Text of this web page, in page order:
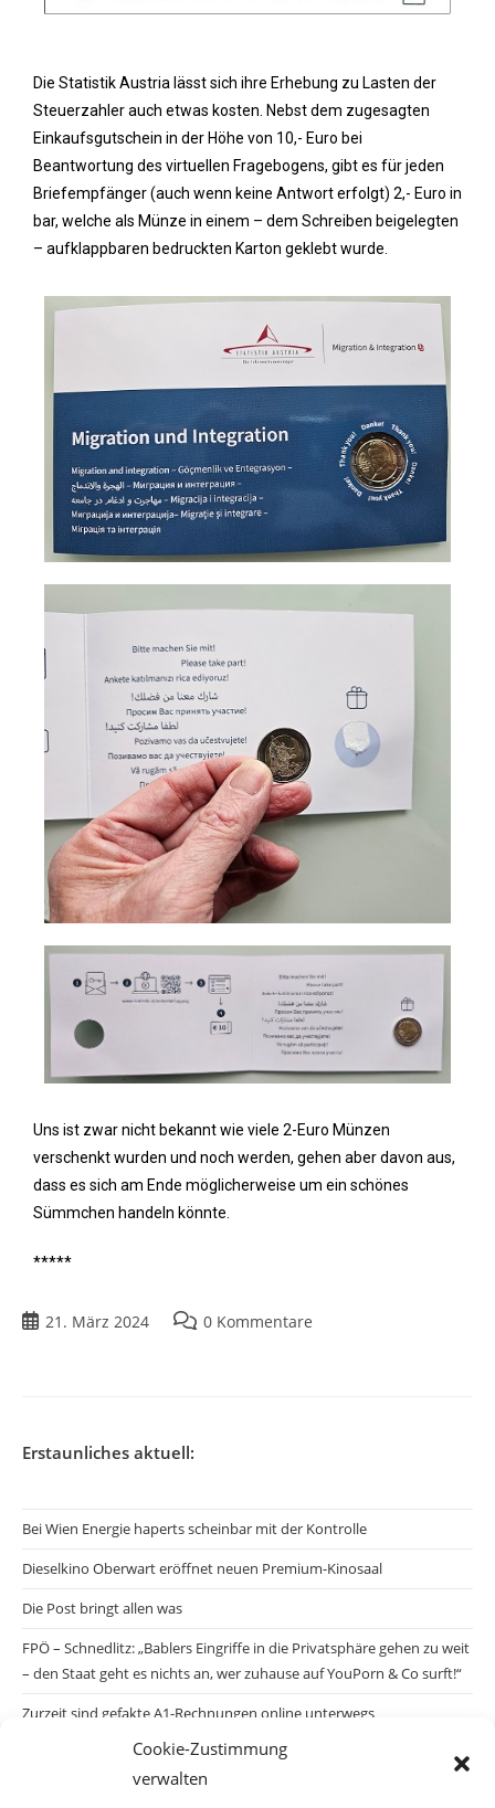
Cookie-Zustimmung
verwalten
Die Statistik Austria lässt sich ihre Erhebung zu Lasten der
Steuerzahler auch etwas kosten. Nebst dem zugesagten
Einkaufsgutschein in der Höhe von 10,- Euro bei
Beantwortung des virtuellen Fragebogens, gibt es für jeden
Briefempfänger (auch wenn keine Antwort erfolgt) 2,- Euro in
bar, welche als Münze in einem – dem Schreiben beigelegten
– aufklappbaren bedruckten Karton geklebt wurde.
Uns ist zwar nicht bekannt wie viele 2-Euro Münzen
verschenkt wurden und noch werden, gehen aber davon aus,
dass es sich am Ende möglicherweise um ein schönes
Sümmchen handeln könnte.
*****
21. März 2024 0 Kommentare
Erstaunliches aktuell:
Bei Wien Energie haperts scheinbar mit der Kontrolle
Dieselkino Oberwart eröffnet neuen Premium-Kinosaal
Die Post bringt allen was
FPÖ – Schnedlitz: „Bablers Eingriffe in die Privatsphäre gehen zu weit
– den Staat geht es nichts an, wer zuhause auf YouPorn & Co surft!“
Zurzeit sind gefakte A1-Rechnungen online unterwegs
Salzburgs Juden und ihre Sicherheit: „Erst nach einem Anschlag wäre
die Gefahr endlich konkret!“